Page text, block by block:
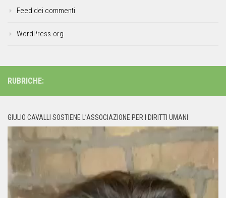
Feed dei commenti
WordPress.org
RUBRICHE:
GIULIO CAVALLI SOSTIENE L’ASSOCIAZIONE PER I DIRITTI UMANI
Player